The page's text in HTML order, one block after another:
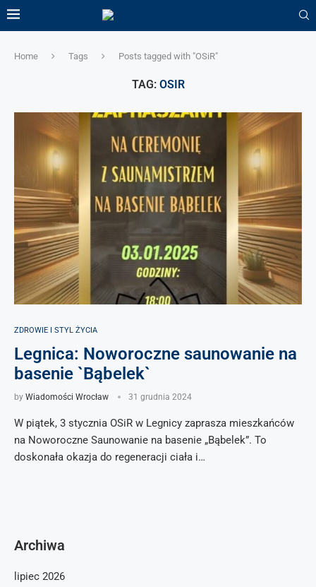
Home Tags Posts tagged with "OSiR"
TAG: OSIR
ZDROWIE I STYL ŻYCIA
Legnica: Noworoczne saunowanie na
basenie `Bąbelek`
by Wiadomości Wrocław 31 grudnia 2024
W piątek, 3 stycznia OSiR w Legnicy zaprasza mieszkańców
na Noworoczne Saunowanie na basenie „Bąbelek”. To
doskonała okazja do regeneracji ciała i…
Archiwa
lipiec 2026